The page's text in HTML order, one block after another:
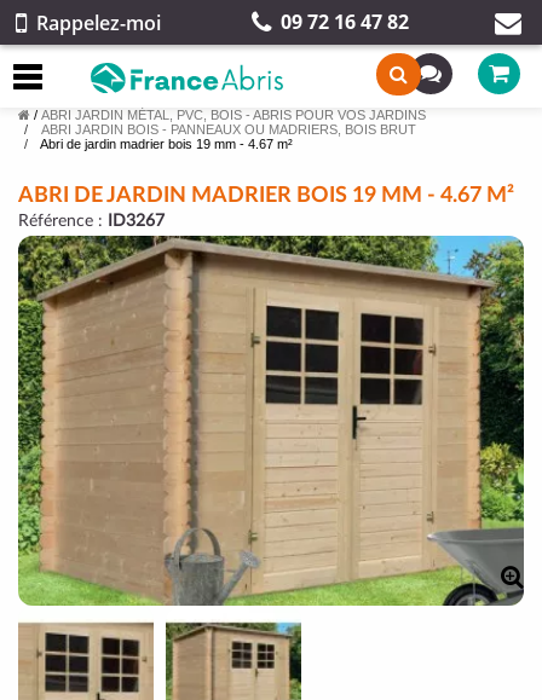
Rappelez-moi 09 72 16 47 82
/ ABRI JARDIN MÉTAL, PVC, BOIS - ABRIS POUR VOS JARDINS
ABRI JARDIN BOIS - PANNEAUX OU MADRIERS, BOIS BRUT
Abri de jardin madrier bois 19 mm - 4.67 m²
ABRI DE JARDIN MADRIER BOIS 19 MM - 4.67 M²
Référence : ID3267